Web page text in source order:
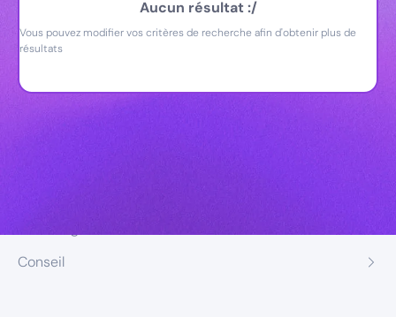
Aucun résultat :/
Vous pouvez modifier vos critères de recherche afin d'obtenir plus de
résultats
Conseil